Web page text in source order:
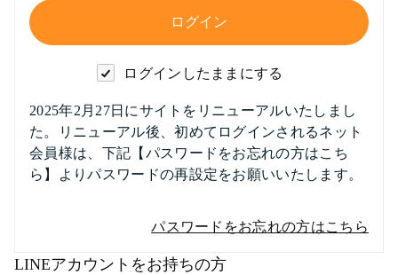
ログインしたままにする
2025年2月27日にサイトをリニューアルいたしまし
た。リニューアル後、初めてログインされるネット
会員様は、下記【パスワードをお忘れの方はこち
ら】よりパスワードの再設定をお願いいたします。
パスワードをお忘れの方はこちら
LINEアカウントをお持ちの方